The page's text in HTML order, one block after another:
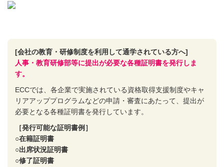
[会社の教育・研修制度を利用して通学されている方へ]
人事・教育研修部等に提出が必要な各種証明書を発行しま
す。
ECCでは、各企業で実施されている資格取得支援制度やキャ
リアアッププログラムなどの申請・審査にあたって、提出が
必要となる各種証明書を発行しています。
［発行可能な証明書例］
○在籍証明書
○出席状況証明書
○修了証明書